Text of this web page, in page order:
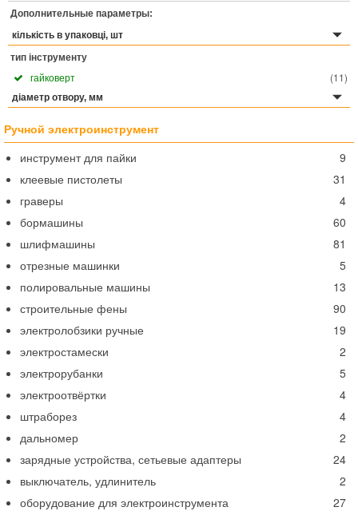
Дополнительные параметры:
кількість в упаковці, шт
тип інструменту
(11)
гайковерт
діаметр отвору, мм
Ручной электроинструмент
9
инструмент для пайки
31
клеевые пистолеты
4
граверы
60
бормашины
81
шлифмашины
5
отрезные машинки
13
полировальные машины
90
строительные фены
19
электролобзики ручные
2
электростамески
5
электрорубанки
4
электроотвёртки
4
штраборез
2
дальномер
24
зарядные устройства, сетьевые адаптеры
2
выключатель, удлинитель
27
оборудование для электроинструмента